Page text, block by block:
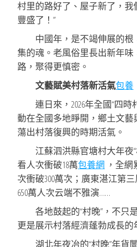
村里的路好了、屋子新了，我
豐盛了！”
中國年，是不竭伸展的
集的魂。老風俗里長出新年味
路，聚得更慎密。
文藝賦美村落新活氣包養
連日來，2026年全國“四時
動在全國多地睜開，鄉土文
蕩出村落復興的時期活氣。
江蘇泗洪縣官塘村大年夜
看人次衝破18萬包養網 ，全
次衝破300萬次；廣東湛江第
650萬人次云端不雅演……
各地鼓起的“村晚”，不只
更是展示村落經濟蓬勃成長的
湖北年夜冶的“村晚”年貨